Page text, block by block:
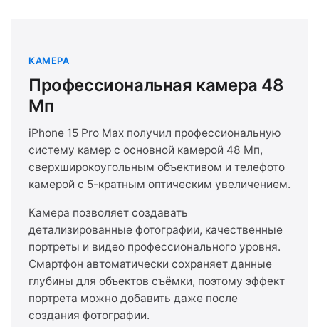
КАМЕРА
Профессиональная камера 48
Мп
iPhone 15 Pro Max получил профессиональную
систему камер с основной камерой 48 Мп,
сверхширокоугольным объективом и телефото
камерой с 5-кратным оптическим увеличением.
Камера позволяет создавать
детализированные фотографии, качественные
портреты и видео профессионального уровня.
Смартфон автоматически сохраняет данные
глубины для объектов съёмки, поэтому эффект
портрета можно добавить даже после
создания фотографии.